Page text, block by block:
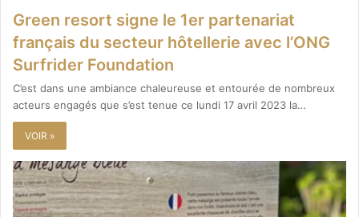
Green resort signe le 1er partenariat
français du secteur hôtellerie avec l’ONG
Surfrider Foundation
C’est dans une ambiance chaleureuse et entourée de nombreux
acteurs engagés que s’est tenue ce lundi 17 avril 2023 la…
VOIR »